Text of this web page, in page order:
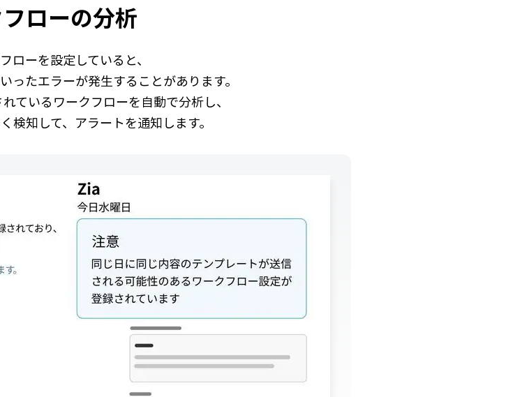
ローの分析
ローを設定していると、
ったエラーが発生することがあります。
ているワークフローを自動で分析し、
検知して、アラートを通知します。